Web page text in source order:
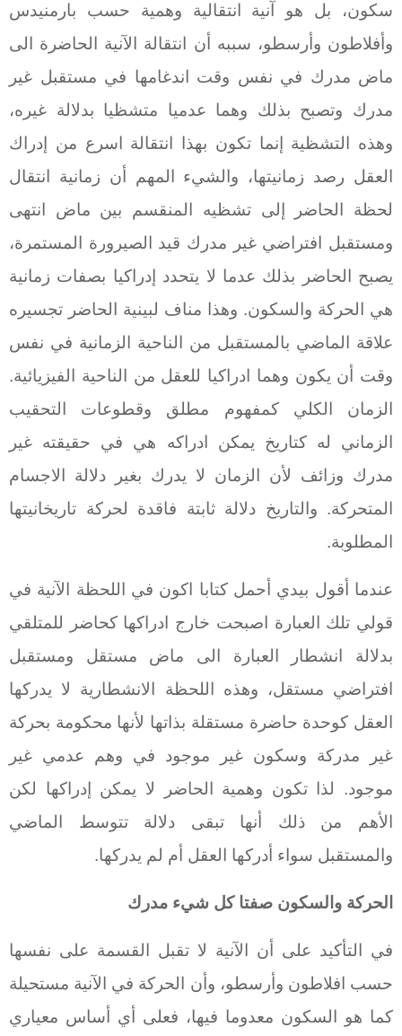
سكون، بل هو آنية انتقالية وهمية حسب بارمنيدس
وأفلاطون وأرسطو، سببه أن انتقالة الآنية الحاضرة الى
ماض مدرك في نفس وقت اندغامها في مستقبل غير
مدرك وتصبح بذلك وهما عدميا متشظيا بدلالة غيره،
وهذه التشظية إنما تكون بهذا انتقالة اسرع من إدراك
العقل رصد زمانيتها، والشيء المهم أن زمانية انتقال
لحظة الحاضر إلى تشظيه المنقسم بين ماض انتهى
ومستقبل افتراضي غير مدرك قيد الصيرورة المستمرة،
يصبح الحاضر بذلك عدما لا يتحدد إدراكيا بصفات زمانية
هي الحركة والسكون. وهذا مناف لبينية الحاضر تجسيره
علاقة الماضي بالمستقبل من الناحية الزمانية في نفس
وقت أن يكون وهما ادراكيا للعقل من الناحية الفيزيائية.
الزمان الكلي كمفهوم مطلق وقطوعات التحقيب
الزماني له كتاريخ يمكن ادراكه هي في حقيقته غير
مدرك وزائف لأن الزمان لا يدرك بغير دلالة الاجسام
المتحركة. والتاريخ دلالة ثابتة فاقدة لحركة تاريخانيتها
المطلوبة.
عندما أقول بيدي أحمل كتابا اكون في اللحظة الآنية في
قولي تلك العبارة اصبحت خارج ادراكها كحاضر للمتلقي
بدلالة انشطار العبارة الى ماض مستقل ومستقبل
افتراضي مستقل، وهذه اللحظة الانشطارية لا يدركها
العقل كوحدة حاضرة مستقلة بذاتها لأنها محكومة بحركة
غير مدركة وسكون غير موجود في وهم عدمي غير
موجود. لذا تكون وهمية الحاضر لا يمكن إدراكها لكن
الأهم من ذلك أنها تبقى دلالة تتوسط الماضي
والمستقبل سواء أدركها العقل أم لم يدركها.
الحركة والسكون صفتا كل شيء مدرك
في التأكيد على أن الآنية لا تقبل القسمة على نفسها
حسب افلاطون وأرسطو، وأن الحركة في الآنية مستحيلة
كما هو السكون معدوما فيها، فعلى أي أساس معياري